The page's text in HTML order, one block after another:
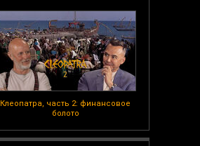
Клеопатра, часть 2: финансовое
болото